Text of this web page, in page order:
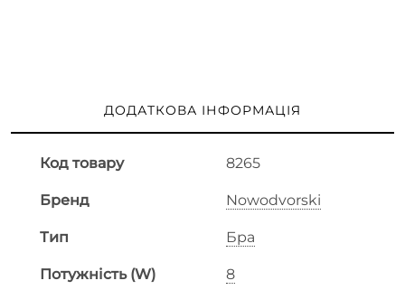
ДОДАТКОВА ІНФОРМАЦІЯ
Код товару 8265
Бренд Nowodvorski
Тип Бра
Потужність (W) 8